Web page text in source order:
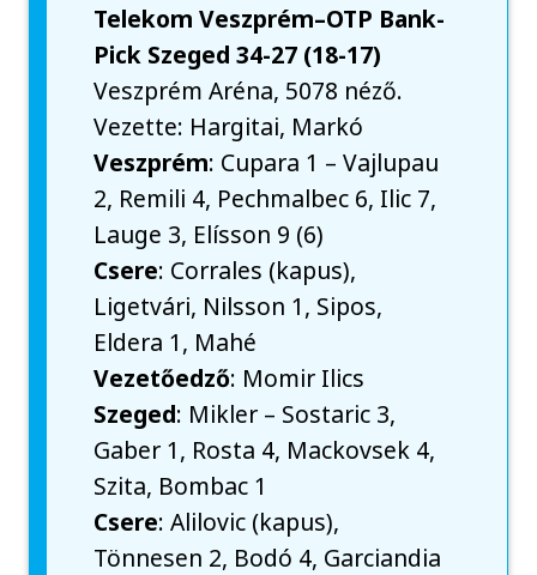
Telekom Veszprém–OTP Bank-
Pick Szeged 34-27 (18-17)
Veszprém Aréna, 5078 néző.
Vezette: Hargitai, Markó
Veszprém: Cupara 1 – Vajlupau
2, Remili 4, Pechmalbec 6, Ilic 7,
Lauge 3, Elísson 9 (6)
Csere: Corrales (kapus),
Ligetvári, Nilsson 1, Sipos,
Eldera 1, Mahé
Vezetőedző: Momir Ilics
Szeged: Mikler – Sostaric 3,
Gaber 1, Rosta 4, Mackovsek 4,
Szita, Bombac 1
Csere: Alilovic (kapus),
Tönnesen 2, Bodó 4, Garciandia